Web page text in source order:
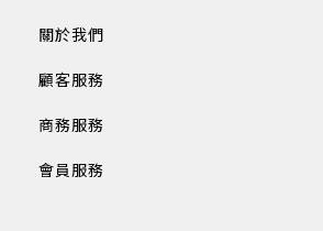
關於我們
顧客服務
商務服務
會員服務